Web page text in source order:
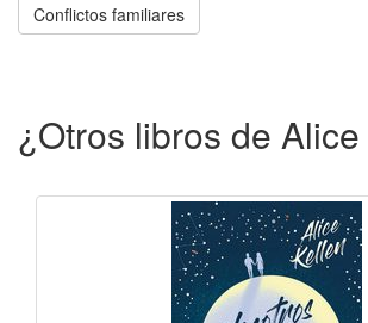
Conflictos familiares
¿Otros libros de